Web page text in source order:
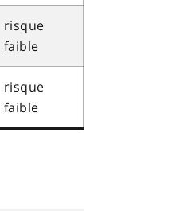
risque
faible
risque
faible